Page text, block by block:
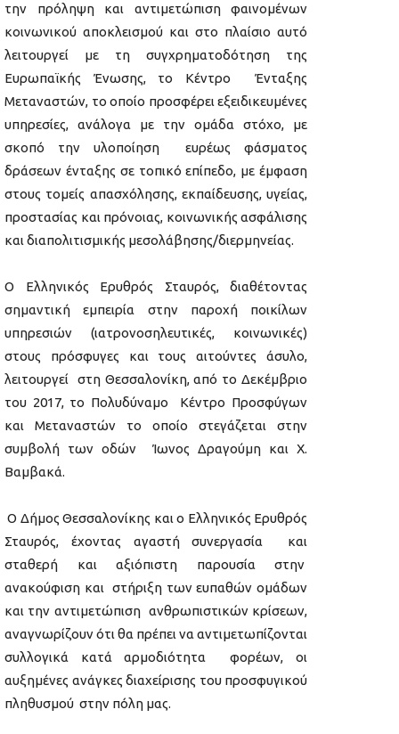
την πρόληψη και αντιμετώπιση φαινομένων
κοινωνικού αποκλεισμού και στο πλαίσιο αυτό
λειτουργεί με τη συγχρηματοδότηση της
Ευρωπαϊκής Ένωσης, το Κέντρο Ένταξης
Μεταναστών, το οποίο προσφέρει εξειδικευμένες
υπηρεσίες, ανάλογα με την ομάδα στόχο, με
σκοπό την υλοποίηση ευρέως φάσματος
δράσεων ένταξης σε τοπικό επίπεδο, με έμφαση
στους τομείς απασχόλησης, εκπαίδευσης, υγείας,
προστασίας και πρόνοιας, κοινωνικής ασφάλισης
και διαπολιτισμικής μεσολάβησης/διερμηνείας.
Ο Ελληνικός Ερυθρός Σταυρός, διαθέτοντας
σημαντική εμπειρία στην παροχή ποικίλων
υπηρεσιών (ιατρονοσηλευτικές, κοινωνικές)
στους πρόσφυγες και τους αιτούντες άσυλο,
λειτουργεί στη Θεσσαλονίκη, από το Δεκέμβριο
του 2017, το Πολυδύναμο Κέντρο Προσφύγων
και Μεταναστών το οποίο στεγάζεται στην
συμβολή των οδών Ίωνος Δραγούμη και Χ.
Βαμβακά.
Ο Δήμος Θεσσαλονίκης και ο Ελληνικός Ερυθρός
Σταυρός, έχοντας αγαστή συνεργασία και
σταθερή και αξιόπιστη παρουσία στην
ανακούφιση και στήριξη των ευπαθών ομάδων
και την αντιμετώπιση ανθρωπιστικών κρίσεων,
αναγνωρίζουν ότι θα πρέπει να αντιμετωπίζονται
συλλογικά κατά αρμοδιότητα φορέων, οι
αυξημένες ανάγκες διαχείρισης του προσφυγικού
πληθυσμού στην πόλη μας.